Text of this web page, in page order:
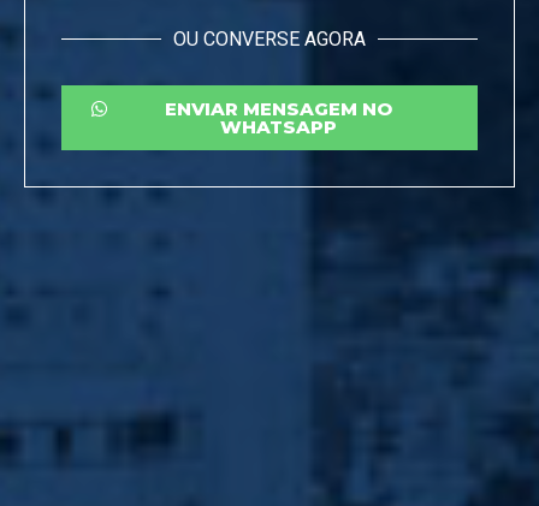
OU CONVERSE AGORA
ENVIAR MENSAGEM NO
WHATSAPP